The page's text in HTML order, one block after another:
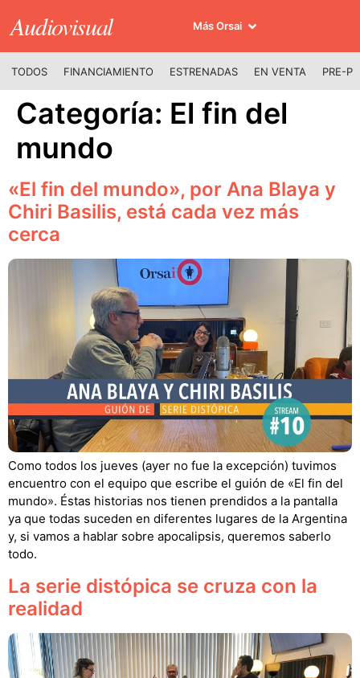
Audiovisual Más Orsai
TODOS FINANCIAMIENTO ESTRENADAS EN VENTA PRE-
Categoría: El fin del
mundo
«El fin del mundo», por Ana Blaya y
Chiri Basilis, está cada vez más
cerca
Como todos los jueves (ayer no fue la excepción) tuvimos
encuentro con el equipo que escribe el guión de «El fin del
mundo». Éstas historias nos tienen prendidos a la pantalla
ya que todas suceden en diferentes lugares de la Argentina
y, si vamos a hablar sobre apocalipsis, queremos saberlo
todo.
La serie distópica se cruza con la
realidad